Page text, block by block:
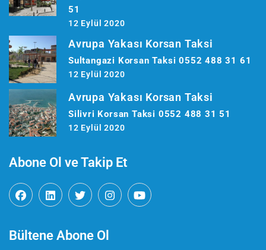
51
12 Eylül 2020
Avrupa Yakası Korsan Taksi
Sultangazi Korsan Taksi 0552 488 31 61
12 Eylül 2020
Avrupa Yakası Korsan Taksi
Silivri Korsan Taksi 0552 488 31 51
12 Eylül 2020
Abone Ol ve Takip Et
Bültene Abone Ol